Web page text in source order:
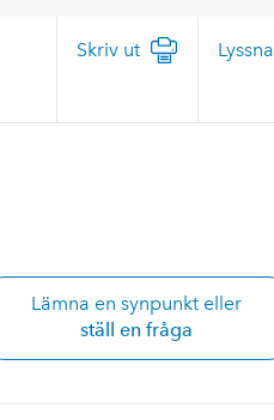
Skriv ut Lyssna
Lämna en synpunkt eller
ställ en fråga